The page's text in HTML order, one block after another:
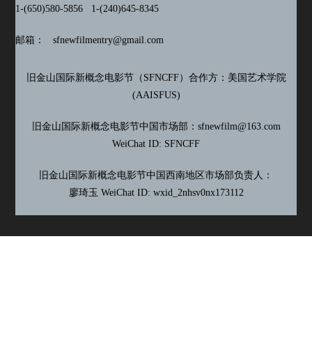
1-(650)580-5856 1-(240)645-8345
邮箱： sfnewfilmentry@gmail.com
旧金山国际新概念电影节（SFNCFF）合作方：美国艺术学院
(AAISFUS)
旧金山国际新概念电影节中国市场部：sfnewfilm@163.com
WeiChat ID: SFNCFF
旧金山国际新概念电影节中国西南地区市场部负责人：
廖琦玉 WeiChat ID: wxid_2nhsv0nx173112